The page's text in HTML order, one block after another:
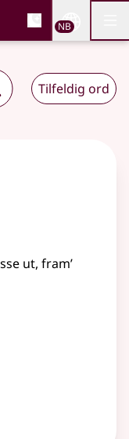
og
NB
Tilfeldig ord
ut, fram’